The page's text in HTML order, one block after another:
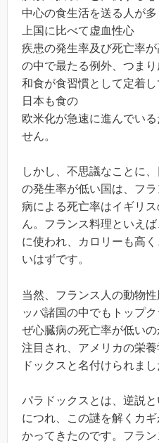
中心の食生活を送る人が
上国に比べて虚血性心
疾患の発生率及び死亡率
の中で最たる例外、つま
和食が食習慣として定着し
日本も食の
欧米化が急速に進んでい
せん。
しかし、不思議なことに
の発生率が低い国は、フ
病による死亡率はイギリ
ん。フランス料理といえ
に使われ、カロリーも高
いはずです。
当然、フランス人の動物
ッパ諸国の中でもトップ
ぜ心臓病の死亡率が低い
注目され、アメリカの栄
ドックスと名付けられまし
パラドックスとは、逆説
につれ、この謎を解くカ
かってきたのです。フラ